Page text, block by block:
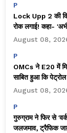
P
Lock Upp 2 की
रोक लगाई! कहा-
August 08,
P
OMCs ने E20 में
साबित हुआ कि
August 08,
P
गुरुग्राम ने फिर से
जलजमाव, ट्रैफिक